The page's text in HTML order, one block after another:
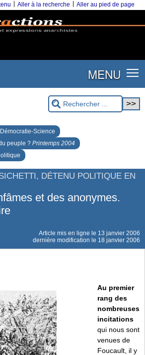
Aller à la recherche Aller au pied de page
MENU
Science
peuple ? Printemps 2004
DÉTENU POLITIQUE EN
et des anonymes.
Article mis en ligne le 13 janvier 2006
dernière modification le 18 janvier 2006
Au premier
rang des
nombreuses
incitations
qui nous sont
venues de
Foucault, il y